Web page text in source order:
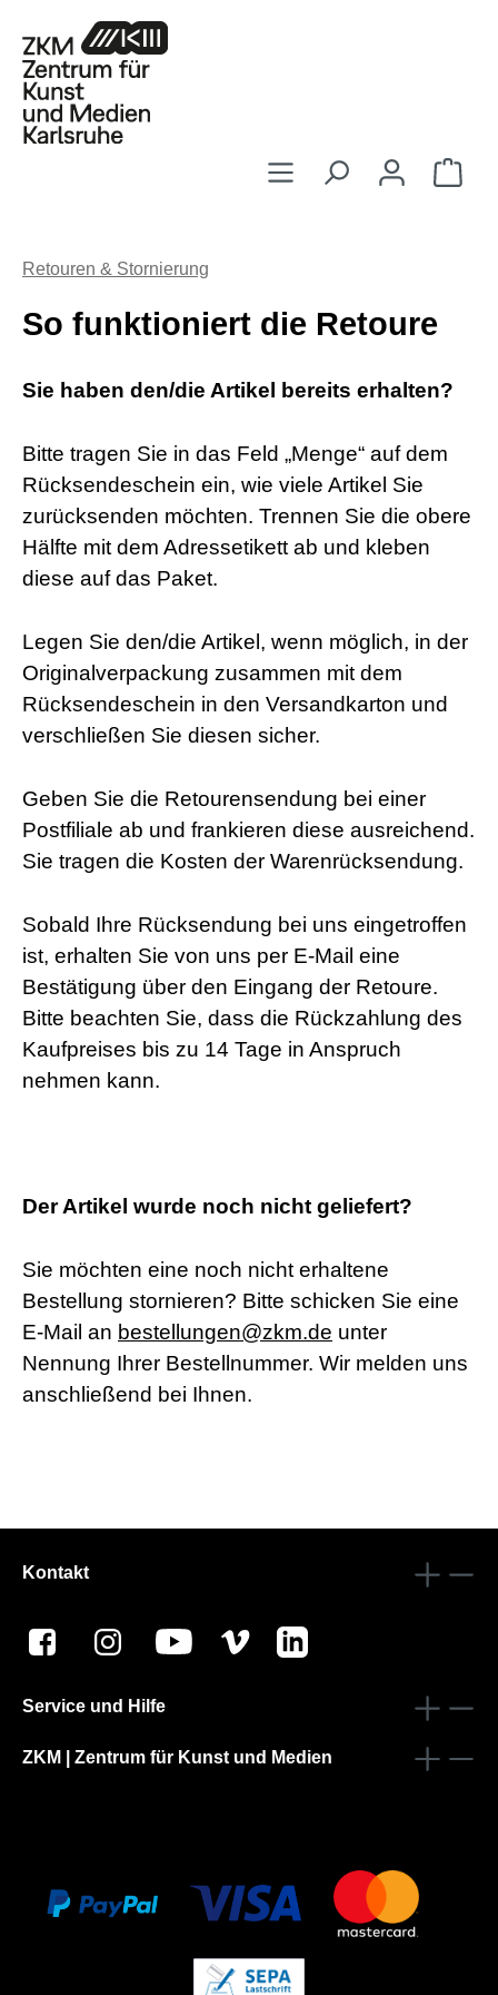
Zum Hauptinhalt springen
Retouren & Stornierung
So funktioniert die Retoure
Sie haben den/die Artikel bereits erhalten?
Bitte tragen Sie in das Feld „Menge“ auf dem
Rücksendeschein ein, wie viele Artikel Sie
zurücksenden möchten. Trennen Sie die obere
Hälfte mit dem Adressetikett ab und kleben
diese auf das Paket.
Legen Sie den/die Artikel, wenn möglich, in der
Originalverpackung zusammen mit dem
Rücksendeschein in den Versandkarton und
verschließen Sie diesen sicher.
Geben Sie die Retourensendung bei einer
Postfiliale ab und frankieren diese ausreichend.
Sie tragen die Kosten der Warenrücksendung.
Sobald Ihre Rücksendung bei uns eingetroffen
ist, erhalten Sie von uns per E-Mail eine
Bestätigung über den Eingang der Retoure.
Bitte beachten Sie, dass die Rückzahlung des
Kaufpreises bis zu 14 Tage in Anspruch
nehmen kann.
Der Artikel wurde noch nicht geliefert?
Sie möchten eine noch nicht erhaltene
Bestellung stornieren? Bitte schicken Sie eine
E-Mail an bestellungen@zkm.de unter
Nennung Ihrer Bestellnummer. Wir melden uns
anschließend bei Ihnen.
Kontakt
Service und Hilfe
ZKM | Zentrum für Kunst und Medien